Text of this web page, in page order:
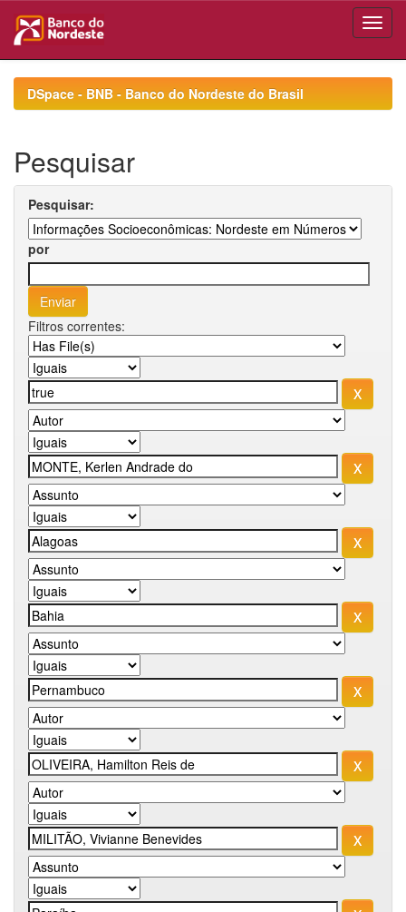
navigationDSpace - BNB - Banco do Nordeste do Brasil
Pesquisar
Pesquisar:
por
Filtros correntes: